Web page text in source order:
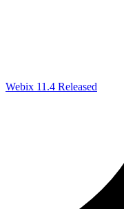
Webix 11.4 Released